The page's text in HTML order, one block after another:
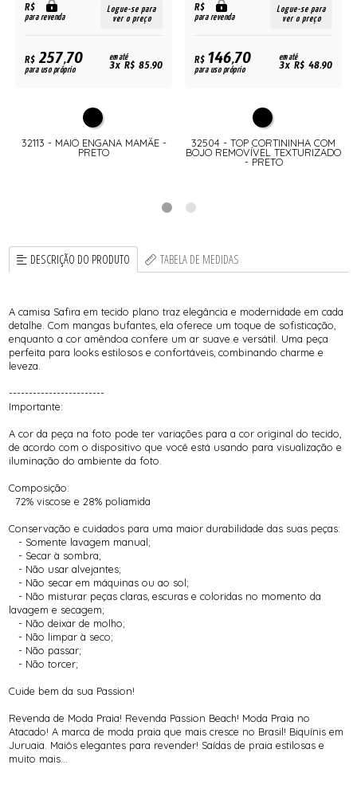
R$
para revenda
Logue-se para
ver o preço
R$257,70
para uso próprio
em até
3x R$ 85,90
32113 - MAIÔ ENGANA MAMÃE -
PRETO
R$
para revenda
Logue-se para
ver o preço
R$146,70
para uso próprio
em até
3x R$ 48,90
32504 - TOP CORTININHA COM
BOJO REMOVÍVEL TEXTURIZADO
- PRETO
DESCRIÇÃO DO PRODUTO TABELA DE MEDIDAS
A camisa Safira em tecido plano traz elegância e modernidade em cada
detalhe. Com mangas bufantes, ela oferece um toque de sofisticação,
enquanto a cor amêndoa confere um ar suave e versátil. Uma peça
perfeita para looks estilosos e confortáveis, combinando charme e
leveza.
------------------------
Importante:
A cor da peça na foto pode ter variações para a cor original do tecido,
de acordo com o dispositivo que você está usando para visualização e
iluminação do ambiente da foto.
Composição:
72% viscose e 28% poliamida
Conservação e cuidados para uma maior durabilidade das suas peças:
- Somente lavagem manual;
- Secar à sombra;
- Não usar alvejantes;
- Não secar em máquinas ou ao sol;
- Não misturar peças claras, escuras e coloridas no momento da
lavagem e secagem;
- Não deixar de molho;
- Não limpar à seco;
- Não passar;
- Não torcer;
Cuide bem da sua Passion!
Revenda de Moda Praia! Revenda Passion Beach! Moda Praia no
Atacado! A marca de moda praia que mais cresce no Brasil! Biquínis em
Juruaia. Maiôs elegantes para revender! Saídas de praia estilosas e
muito mais...